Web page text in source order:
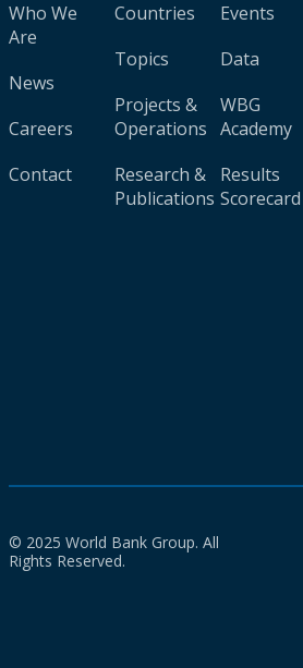
Who We
Are
News
Careers
Contact
Countries
Topics
Projects &
Operations
Research &
Publications
Events
Data
WBG
Academy
Results
Scorecard
© 2025 World Bank Group. All
Rights Reserved.